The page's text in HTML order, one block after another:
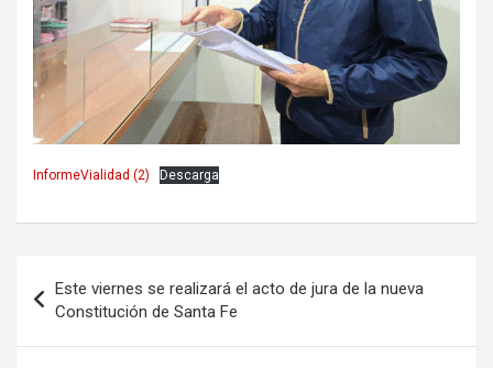
InformeVialidad (2) Descarga
de
entradas
Este viernes se realizará el acto de jura de la nueva
Constitución de Santa Fe